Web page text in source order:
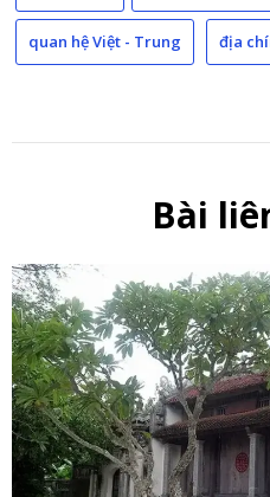
quan hệ Việt - Trung địa
Bài